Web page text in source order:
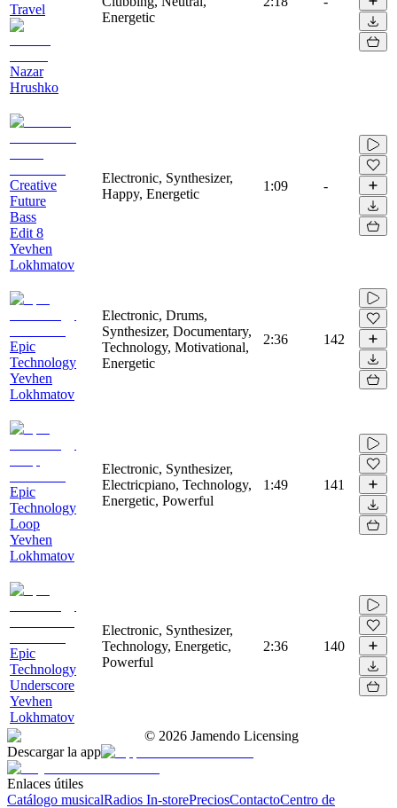
Travel
Nazar
Hrushko
Energetic
Creative
Future
Bass
Edit 8
Yevhen
Lokhmatov
Electronic, Synthesizer,
Happy, Energetic
1:09 -
Epic
Technology
Yevhen
Lokhmatov
Electronic, Drums,
Synthesizer, Documentary,
Technology, Motivational,
Energetic
2:36 142
Epic
Technology
Loop
Yevhen
Lokhmatov
Electronic, Synthesizer,
Electricpiano, Technology,
Energetic, Powerful
1:49 141
Epic
Technology
Underscore
Yevhen
Lokhmatov
Electronic, Synthesizer,
Technology, Energetic,
Powerful
2:36 140
© 2026 Jamendo Licensing
Descargar la app
Enlaces útiles
Catálogo musicalRadios In-storePreciosContactoCentro de